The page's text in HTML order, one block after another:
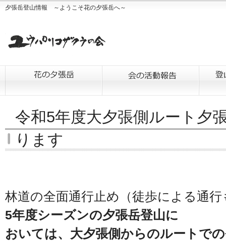
夕張岳登山情報 ～ようこそ花の夕張岳へ～
令和5年度大夕張側ルート夕
ります
林道の全面通行止め（徒歩による通
5年度シーズンの夕張岳登山に
おいては、大夕張側からのルートで